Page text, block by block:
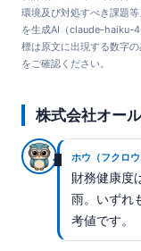
環境及び対処すべき課題
を生成AI（claude-haiku-
標は原文に出現する数字
をご確認ください。
株式会社オー
ホウ（フクロウ
財務健康度
雨。いずれ
考値です。